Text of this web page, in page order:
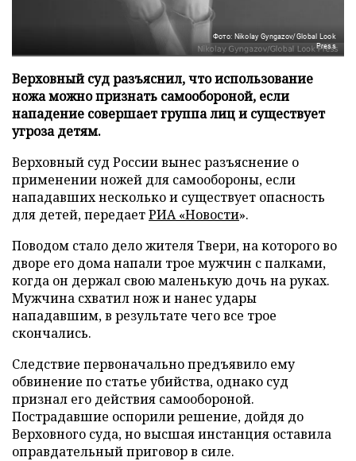
Фото: Nikolay Gyngazov/Global Look
Press
Верховный суд разъяснил, что использование
ножа можно признать самообороной, если
нападение совершает группа лиц и существует
угроза детям.
Верховный суд России вынес разъяснение о
применении ножей для самообороны, если
нападавших несколько и существует опасность
для детей, передаетРИА «Новости».
Поводом стало дело жителя Твери, на которого во
дворе его дома напали трое мужчин с палками,
когда он держал свою маленькую дочь на руках.
Мужчина схватил нож и нанес удары
нападавшим, в результате чего все трое
скончались.
Следствие первоначально предъявило ему
обвинение по статье убийства, однако суд
признал его действия самообороной.
Пострадавшие оспорили решение, дойдя до
Верховного суда, но высшая инстанция оставила
оправдательный приговор в силе.